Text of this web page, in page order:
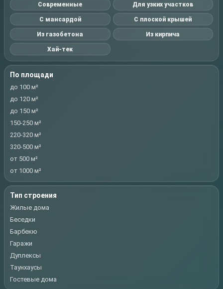
Современные Для узких участков
С мансардой С плоской крышей
Из газобетона Из кирпича
Хай-тек
По площади
до 100 м²
до 120 м²
до 150 м²
150-250 м²
220-320 м²
320-500 м²
от 500 м²
от 1000 м²
Тип строения
Жилые дома
Беседки
Барбекю
Гаражи
Дуплексы
Таунхаусы
Гостевые дома